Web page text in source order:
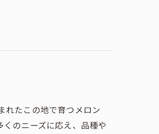
れたこの地で育つメロン
のニーズに応え、品種や